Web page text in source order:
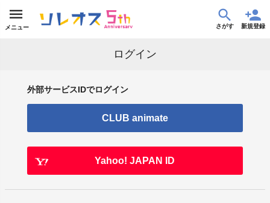
メニュー さがす 新規登録
ログイン
外部サービスIDでログイン
CLUB animate
Yahoo! JAPAN ID